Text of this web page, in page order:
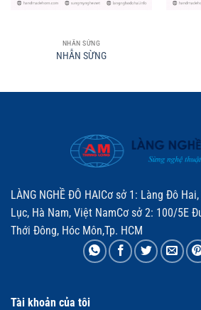
NHẪN SỪNG
NHẪN SỪNG
LÀNG NGHỀ ĐÔ HAICơ sở 1: Làng Đô
Lục, Hà Nam, Việt NamCơ sở 2: 100/5E
Thới Đông, Hóc Môn,Tp. HCM
Tài khoản của tôi